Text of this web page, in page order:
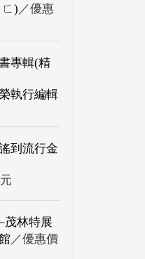
) ／優惠
專輯(精
執行編輯
到流行金
茂林特展
／優惠價